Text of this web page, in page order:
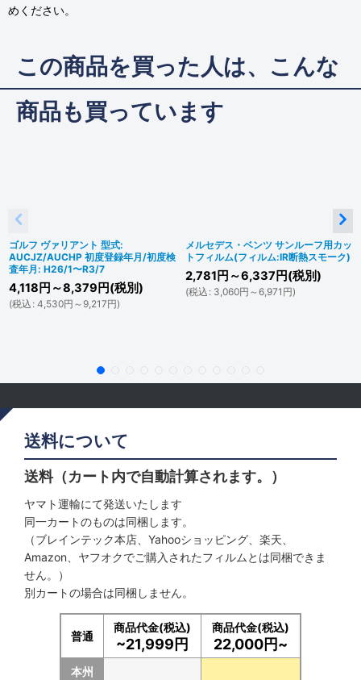
めください。
この商品を買った人は、こんな
商品も買っています
ゴルフ ヴァリアント 型式:
AUCJZ/AUCHP 初度登録年月/初度検
査年月: H26/1〜R3/7
4,118 円 ～8,379 円(税別)
(税込 : 4,530円 ～9,217円)
メルセデス・ベンツ サンルーフ用カッ
トフィルム(フィルム:IR断熱スモーク)
2,781 円 ～6,337 円(税別)
(税込 : 3,060円 ～6,971 円)
送料について
送料（カート内で自動計算されます。）
ヤマト運輸にて発送いたします
同一カートのものは同梱します。
（ブレインテック本店、Yahooショッピング、楽天、
Amazon、ヤフオクでご購入されたフィルムとは同梱できま
せん。）
別カートの場合は同梱しません。
普通
商品代金(税込)
~21,999円
商品代金(税込)
22,000円~
本州